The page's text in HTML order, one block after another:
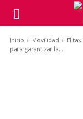
Inicio Movilidad
El
para garantizar la...